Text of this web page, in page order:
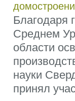
Благодаря
Среднем
области
науки
принял